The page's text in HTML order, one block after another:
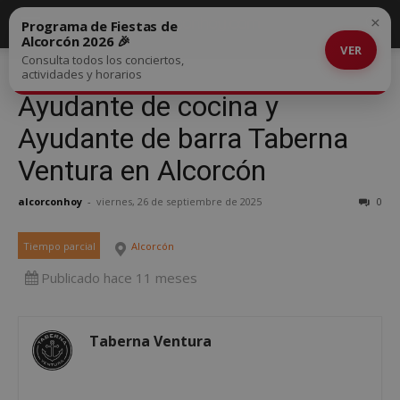
Ayudante de cocina y
Ayudante de barra Taberna
Ventura en Alcorcón
alcorconhoy - viernes, 26 de septiembre de 2025 0
Programa de Fiestas de
Alcorcón 2026 🎉
Consulta todos los conciertos,
actividades y horarios
VER
×
Tiempo parcial Alcorcón
Publicado hace 11 meses
Taberna Ventura